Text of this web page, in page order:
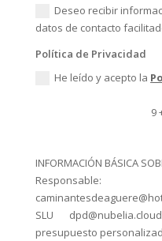
Deseo recibir
datos de contacto
Política de Privacidad
He leído y acepto la
9
INFORMACIÓN BÁSICA
SLU
presupuesto